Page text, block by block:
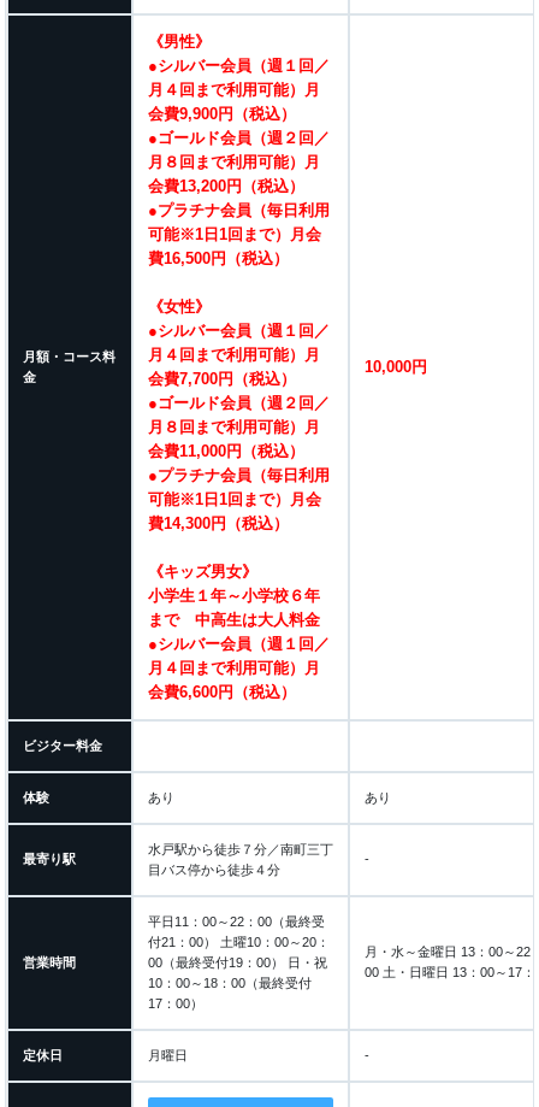
月額・コース料
金
《男性》
●シルバー会員（週１回／
月４回まで利用可能）月
会費9,900円（税込）
●ゴールド会員（週２回／
月８回まで利用可能）月
会費13,200円（税込）
●プラチナ会員（毎日利用
可能※1日1回まで）月会
費16,500円（税込）
《女性》
●シルバー会員（週１回／
月４回まで利用可能）月
会費7,700円（税込）
●ゴールド会員（週２回／
月８回まで利用可能）月
会費11,000円（税込）
●プラチナ会員（毎日利用
可能※1日1回まで）月会
費14,300円（税込）
《キッズ男女》
小学生１年～小学校６年
まで 中高生は大人料金
●シルバー会員（週１回／
月４回まで利用可能）月
会費6,600円（税込）
10,000円
ビジター料金
体験 あり あり
最寄り駅
水戸駅から徒歩７分／南町三丁
目バス停から徒歩４分
-
営業時間
平日11：00～22：00（最終受
付21：00） 土曜10：00～20：
00（最終受付19：00） 日・祝
10：00～18：00（最終受付
17：00）
月・水～金曜日 13：00～22
00 土・日曜日 13：00～17：
定休日 月曜日 -